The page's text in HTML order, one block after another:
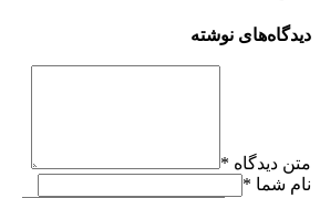
دیدگاه‌های نوشته
متن دیدگاه *
نام شما *